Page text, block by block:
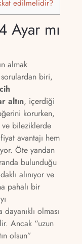
edilmelidir?
Ayar mı
almak
biri,
altın, içerdiği
korurken,
bileziklerde
avantajı hem
Öte yandan
bulunduğu
alınıyor ve
pahalı bir
olması
Ancak “uzun
olsun”